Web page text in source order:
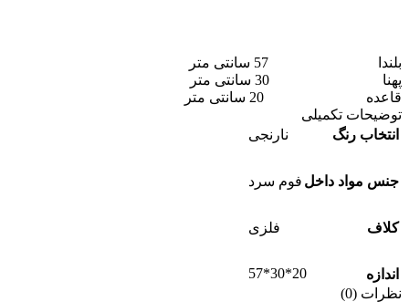
بلندا 57 سانتی متر
پهنا 30 سانتی متر
قاعده 20 سانتی متر
توضیحات تکمیلی
انتخاب رنگ
نارنجی
جنس مواد داخل فوم سرد
کلاف فلزی
اندازه
20*30*57
نظرات (0)